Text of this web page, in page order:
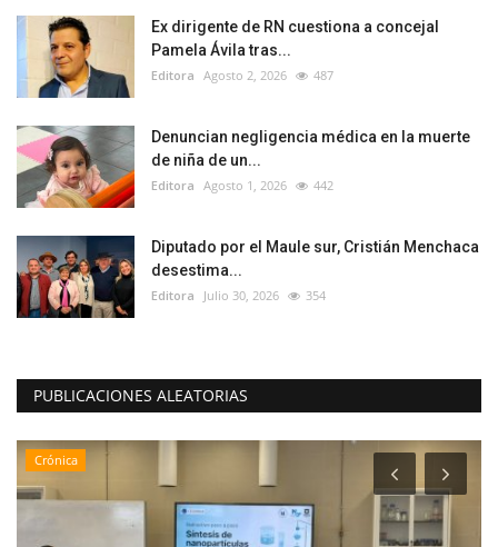
Ex dirigente de RN cuestiona a concejal
Pamela Ávila tras...
Editora Agosto 2, 2026 487
Denuncian negligencia médica en la muerte
de niña de un...
Editora Agosto 1, 2026 442
Diputado por el Maule sur, Cristián Menchaca
desestima...
Editora Julio 30, 2026 354
PUBLICACIONES ALEATORIAS
Crónica